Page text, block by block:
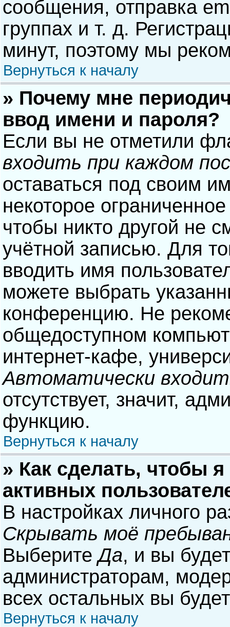
сообщения, отправка
группах и т. д.
минут, поэтому мы
Вернуться к началу
» Почему мне
ввод имени и пароля?
Если вы не отметили
входить при каждом
оставаться под своим
некоторое
чтобы никто другой не
учётной записью. Для
вводить имя
можете выбрать
конференцию. Не
общедоступном
интернет-кафе,
Автоматически
отсутствует, значит,
функцию.
Вернуться к началу
» Как сделать, чтобы
активных
В настройках личного
Скрывать моё
ВыберитеДа, и вы
администраторам,
всех остальных вы
Вернуться к началу